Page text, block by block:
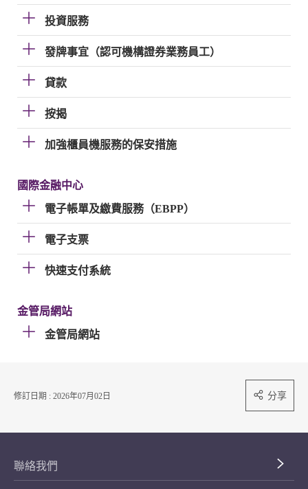
投資服務
發牌事宜（認可機構證券業務員工）
貸款
按揭
加強櫃員機服務的保安措施
國際金融中心
電子帳單及繳費服務（EBPP）
電子支票
快速支付系統
金管局網站
金管局網站
修訂日期 : 2026年07月02日 分享
聯絡我們